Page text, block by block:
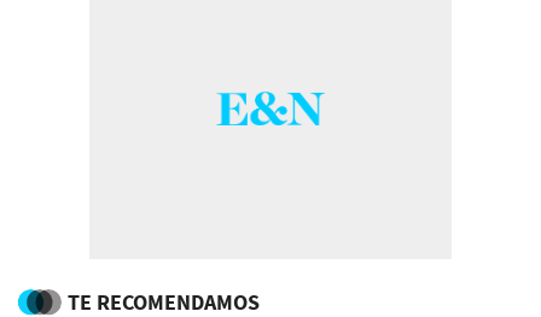
TE RECOMENDAMOS